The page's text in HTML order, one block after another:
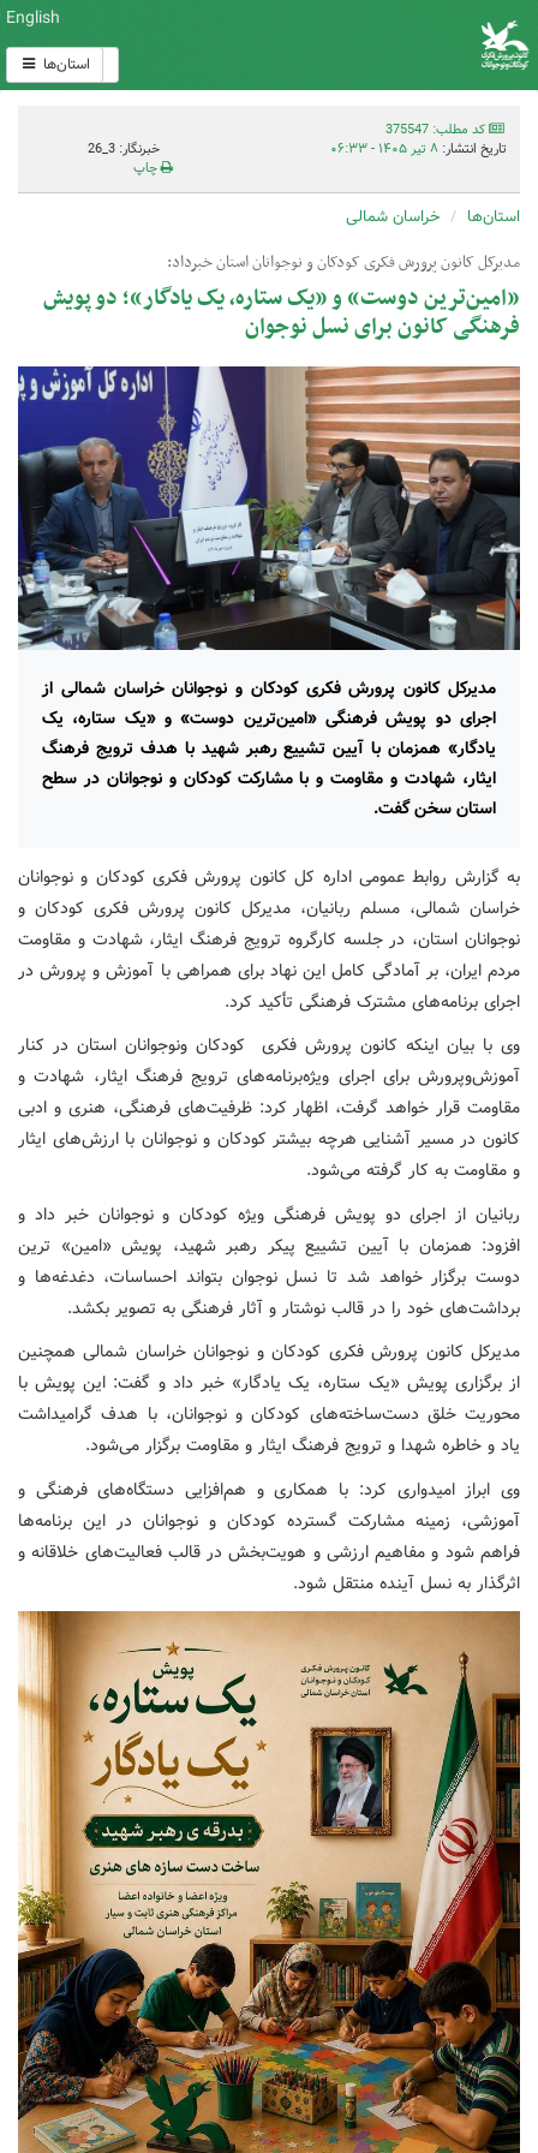
English
استان‌ها
کد مطلب: 375547
تاریخ انتشار: ۸ تیر ۱۴۰۵ - ۰۶:۳۳
خبرنگار: 3_26
چاپ
استان‌ها خراسان شمالی
مدیرکل کانون پرورش فکری کودکان و نوجوانان استان خبرداد:
«امین‌ترین دوست» و «یک ستاره، یک یادگار»؛ دو پویش
فرهنگی کانون برای نسل نوجوان
مدیرکل کانون پرورش فکری کودکان و نوجوانان خراسان شمالی از
اجرای دو پویش فرهنگی «امین‌ترین دوست» و «یک ستاره، یک
یادگار» همزمان با آیین تشییع رهبر شهید با هدف ترویج فرهنگ
ایثار، شهادت و مقاومت و با مشارکت کودکان و نوجوانان در سطح
استان سخن گفت.
به گزارش روابط عمومی اداره کل کانون پرورش فکری کودکان و نوجوانان
خراسان شمالی، مسلم ربانیان، مدیرکل کانون پرورش فکری کودکان و
نوجوانان استان، در جلسه کارگروه ترویج فرهنگ ایثار، شهادت و مقاومت
مردم ایران، بر آمادگی کامل این نهاد برای همراهی با آموزش‌ و پرورش در
اجرای برنامه‌های مشترک فرهنگی تأکید کرد.
وی با بیان اینکه کانون پرورش فکری کودکان ونوجوانان استان در کنار
آموزش‌وپرورش برای اجرای ویژه‌برنامه‌های ترویج فرهنگ ایثار، شهادت و
مقاومت قرار خواهد گرفت، اظهار کرد: ظرفیت‌های فرهنگی، هنری و ادبی
کانون در مسیر آشنایی هرچه بیشتر کودکان و نوجوانان با ارزش‌های ایثار
و مقاومت به کار گرفته می‌شود.
ربانیان از اجرای دو پویش فرهنگی ویژه کودکان و نوجوانان خبر داد و
افزود: همزمان با آیین تشییع پیکر رهبر شهید، پویش «امین» ترین
دوست برگزار خواهد شد تا نسل نوجوان بتواند احساسات، دغدغه‌ها و
برداشت‌های خود را در قالب نوشتار و آثار فرهنگی به تصویر بکشد.
مدیرکل کانون پرورش فکری کودکان و نوجوانان خراسان شمالی همچنین
از برگزاری پویش «یک ستاره، یک یادگار» خبر داد و گفت: این پویش با
محوریت خلق دست‌ساخته‌های کودکان و نوجوانان، با هدف گرامیداشت
یاد و خاطره شهدا و ترویج فرهنگ ایثار و مقاومت برگزار می‌شود.
وی ابراز امیدواری کرد: با همکاری و هم‌افزایی دستگاه‌های فرهنگی و
آموزشی، زمینه مشارکت گسترده کودکان و نوجوانان در این برنامه‌ها
فراهم شود و مفاهیم ارزشی و هویت‌بخش در قالب فعالیت‌های خلاقانه و
اثرگذار به نسل آینده منتقل شود.